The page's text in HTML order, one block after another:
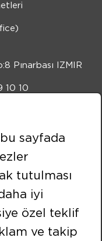
sayfada
tutulması
iyi
özel teklif
ve takip
Pınarbası IZMIR
10 10
91
Street No:9